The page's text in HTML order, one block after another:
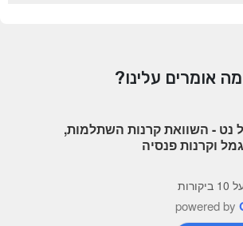
מה אומרים עלינו?
נט - השוואת קרנות השתלמות,
וקרנות פנסיה
powered by